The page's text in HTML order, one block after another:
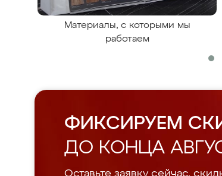
Материалы, с которыми мы
работаем
ФИКСИРУЕМ
ДО КОНЦА
Оставьте заявку сейчас,